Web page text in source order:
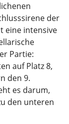
der
eine intensive
Partie:
auf Platz 8,
den 9.
es darum,
den unteren